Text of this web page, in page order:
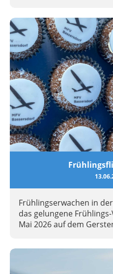
Frühlingserwachen in
das gelungene
Mai 2026 auf dem